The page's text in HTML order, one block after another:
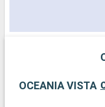
OCEANIA VISTA